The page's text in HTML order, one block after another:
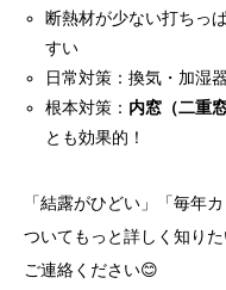
断熱材が少ない打ちっ
すい
日常対策：換気・加湿
根本対策： 内窓（二重
とも効果的！
「結露がひどい」「毎年
ついてもっと詳しく知り
ご連絡ください😊